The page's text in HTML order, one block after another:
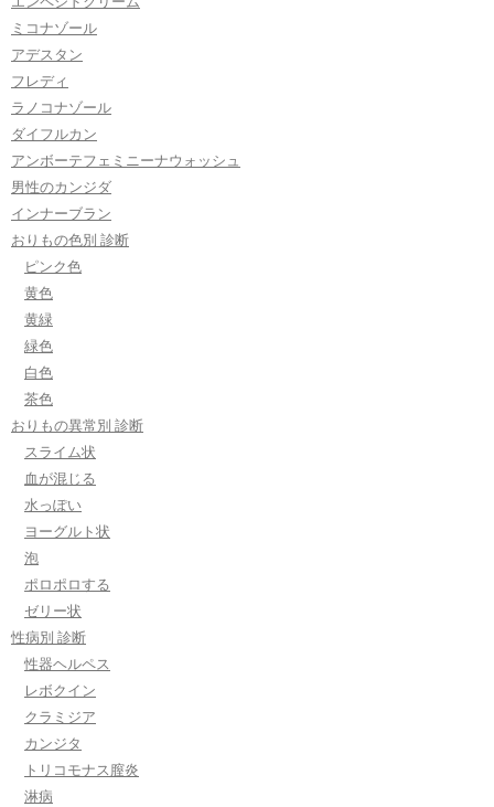
ミコナゾール
アデスタン
フレディ
ラノコナゾール
ダイフルカン
アンボーテフェミニーナウォッシュ
男性のカンジダ
インナーブラン
おりもの色別 診断
ピンク色
黄色
黄緑
緑色
白色
茶色
おりもの異常別 診断
スライム状
血が混じる
水っぽい
ヨーグルト状
泡
ポロポロする
ゼリー状
性病別 診断
性器ヘルペス
レボクイン
クラミジア
カンジタ
トリコモナス膣炎
淋病